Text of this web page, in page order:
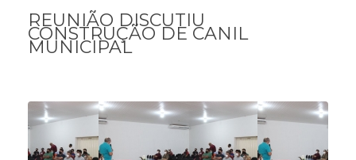
REUNIÃO DISCUTIU
CONSTRUÇÃO DE CANIL
MUNICIPAL